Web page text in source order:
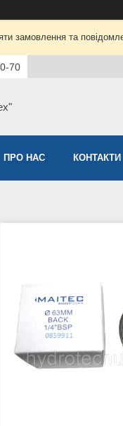
замовлення та
70
ПРО НАС КОНТАКТИ